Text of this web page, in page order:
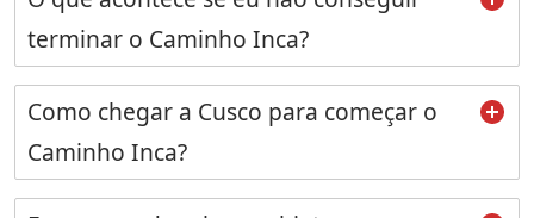
terminar o Caminho Inca?
Como chegar a Cusco para começar o
Caminho Inca?